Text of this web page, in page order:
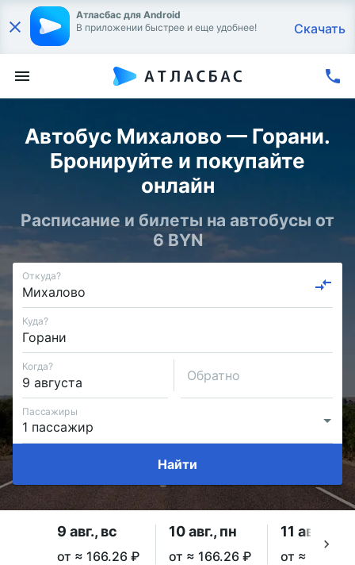
Атласбас для Android
В приложении быстрее и еще удобнее!
Скачать
Автобус Михалово — Горани.
Бронируйте и покупайте
онлайн
Расписание и билеты на автобусы от
6 BYN
Откуда?
Куда?
Когда?
Обратно
Пассажиры
Найти
9 авг., вс
от ≈ 166.26 ₽
10 авг., пн
от ≈ 166.26 ₽
11 авг., вт
от ≈ 166.26